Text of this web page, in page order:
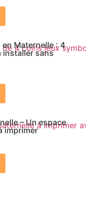
en Maternelle : 4
installer sans
– Un espace
imprimer